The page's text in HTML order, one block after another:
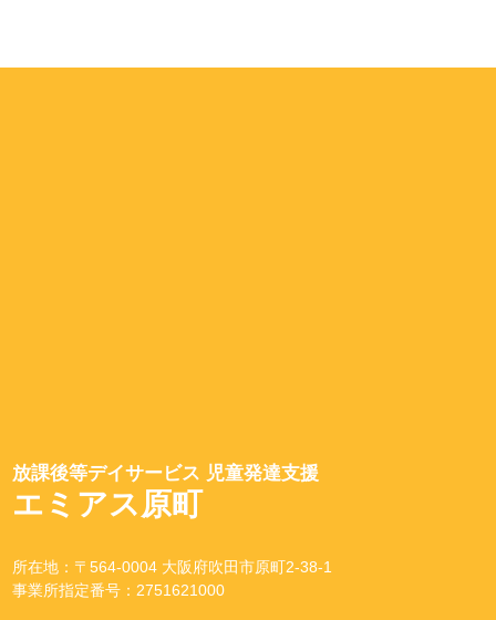
放課後等デイサービス 児童発達支援
エミアス原町
所在地：〒564-0004 大阪府吹田市原町2-38-1
事業所指定番号：2751621000